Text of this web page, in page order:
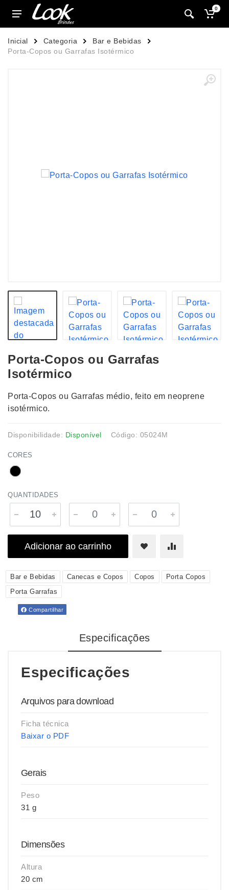
0
Inicial Categoria
Bar e Bebidas
Porta-Copos ou Garrafas Isotérmico
Porta-Copos ou Garrafas
Isotérmico
Porta-Copos ou Garrafas médio, feito em neoprene
isotérmico.
Disponibilidade: Disponível Código: 05024M
CORES
QUANTIDADES
Adicionar ao carrinho
Bar e Bebidas Canecas e Copos Copos
Porta Copos
Porta Garrafas
Compartilhar
Especificações
Especificações
Arquivos para download
Ficha técnica
Baixar o PDF
Gerais
Peso
31 g
Dimensões
Altura
20 cm